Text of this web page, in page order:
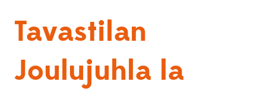
Tavastilan
Joulujuhla la